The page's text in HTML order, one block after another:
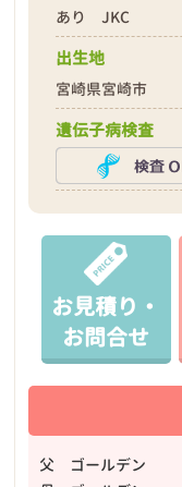
あり JKC
出生地
宮崎県宮崎市
遺伝子病検査
お見積り・
お問合せ
父 ゴールデン